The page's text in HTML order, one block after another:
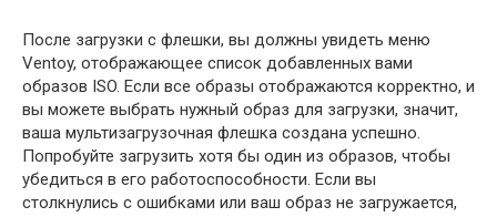
После загрузки с флешки, вы должны увидеть меню
Ventoy, отображающее список добавленных вами
образов ISO. Если все образы отображаются корректно, и
вы можете выбрать нужный образ для загрузки, значит,
ваша мультизагрузочная флешка создана успешно.
Попробуйте загрузить хотя бы один из образов, чтобы
убедиться в его работоспособности. Если вы
столкнулись с ошибками или ваш образ не загружается,